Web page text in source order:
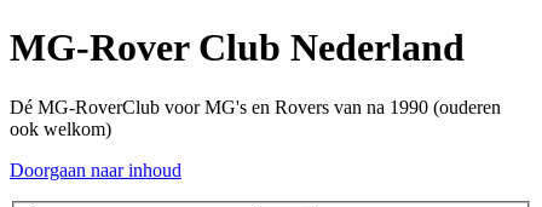
MG-Rover Club Nederland
Dé MG-RoverClub voor MG's en Rovers van na 1990 (ouderen
ook welkom)
Doorgaan naar inhoud